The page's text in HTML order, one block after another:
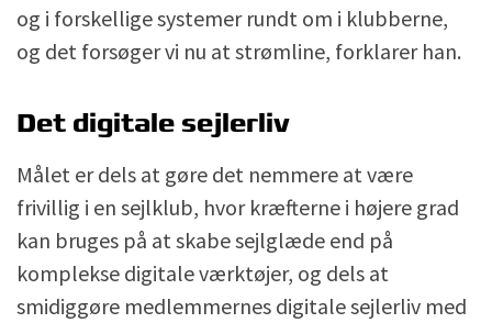
og i forskellige systemer rundt om i klubberne,
og det forsøger vi nu at strømline, forklarer han.
Det digitale sejlerliv
Målet er dels at gøre det nemmere at være
frivillig i en sejlklub, hvor kræfterne i højere grad
kan bruges på at skabe sejlglæde end på
komplekse digitale værktøjer, og dels at
smidiggøre medlemmernes digitale sejlerliv med